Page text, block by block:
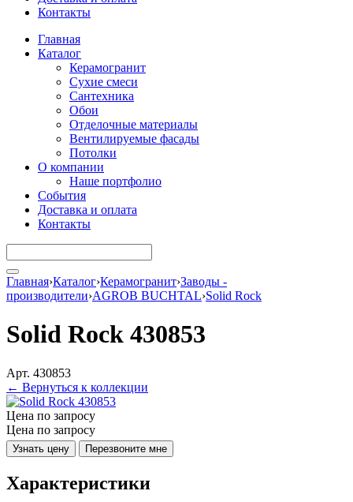
Контакты
Главная
Каталог
Керамогранит
Сухие смеси
Сантехника
Обои
Отделочные материалы
Вентилируемые фасады
Потолки
О компании
Наше портфолио
События
Доставка и оплата
Контакты
Главная›Каталог›Керамогранит›Заводы -
производители›AGROB BUCHTAL›Solid Rock
Solid Rock 430853
Арт. 430853
← Вернуться к коллекции
Цена по запросу
Цена по запросу
Узнать цену Перезвоните мне
Характеристики